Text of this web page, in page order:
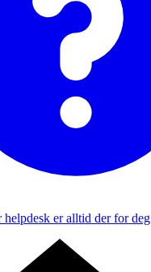
helpdesk er alltid der for deg